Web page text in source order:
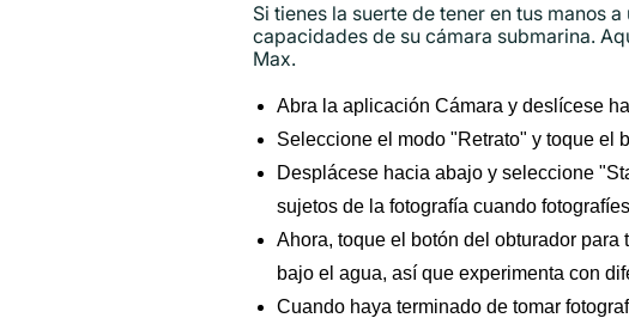
Si tienes la suerte de tener en tus manos
capacidades de su cámara submarina.
Max.
Abra la aplicación Cámara y deslícese
Seleccione el modo "Retrato" y toque el
Desplácese hacia abajo y seleccione
sujetos de la fotografía cuando
Ahora, toque el botón del obturador
bajo el agua, así que experimenta con
Cuando haya terminado de tomar